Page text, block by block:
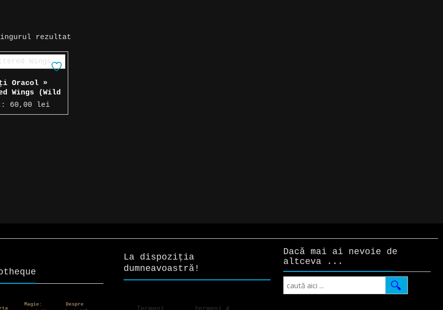
rezultat
Oracol »
Wings (Wild
60,00 lei
Magie:
Despre
La dispoziția
dumneavoastră!
Dacă mai ai nevoie de
altceva ...
Search